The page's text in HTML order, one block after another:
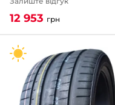
12 953 грн